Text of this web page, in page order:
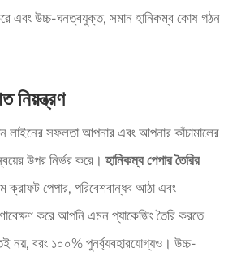
এবং উচ্চ-ঘনত্বযুক্ত, সমান হানিকম্ব কোষ গঠন
নিয়ন্ত্রণ
লাইনের সফলতা আপনার এবং আপনার কাঁচামালের
উপর নির্ভর করে। হানিকম্ব পেপার তৈরির
পেপার, পরিবেশবান্ধব আঠা এবং
করে আপনি এমন প্যাকেজিং তৈরি করতে
নয়, বরং ১০০% পুনর্ব্যবহারযোগ্যও। উচ্চ-